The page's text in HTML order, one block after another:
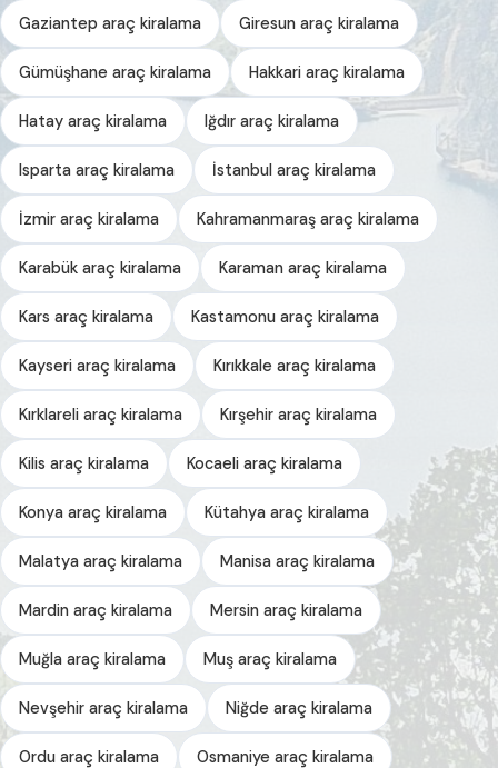
Gaziantep araç kiralama Giresun araç kiralama
Gümüşhane araç kiralama Hakkari araç kiralama
Hatay araç kiralama Iğdır araç kiralama
Isparta araç kiralama İstanbul araç kiralama
İzmir araç kiralama Kahramanmaraş araç kiralama
Karabük araç kiralama Karaman araç kiralama
Kars araç kiralama Kastamonu araç kiralama
Kayseri araç kiralama Kırıkkale araç kiralama
Kırklareli araç kiralama Kırşehir araç kiralama
Kilis araç kiralama Kocaeli araç kiralama
Konya araç kiralama Kütahya araç kiralama
Malatya araç kiralama Manisa araç kiralama
Mardin araç kiralama Mersin araç kiralama
Muğla araç kiralama Muş araç kiralama
Nevşehir araç kiralama Niğde araç kiralama
Ordu araç kiralama Osmaniye araç kiralama